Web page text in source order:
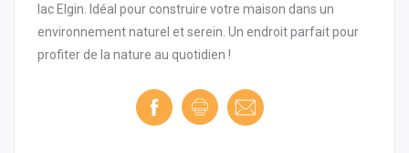
lac Elgin. Idéal pour construire votre maison dans un
environnement naturel et serein. Un endroit parfait pour
profiter de la nature au quotidien !